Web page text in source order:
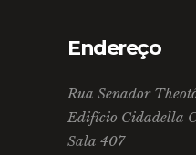
Endereço
Rua Senador
Edifício Cidadella
Sala 407